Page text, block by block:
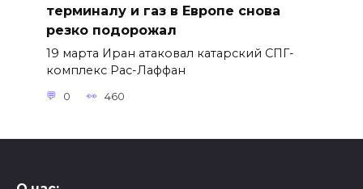
терминалу и газ в Европе снова
резко подорожал
19 марта Иран атаковал катарский СПГ-
комплекс Рас-Лаффан
0 460